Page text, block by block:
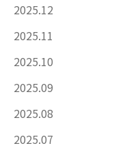
2025.12
2025.11
2025.10
2025.09
2025.08
2025.07